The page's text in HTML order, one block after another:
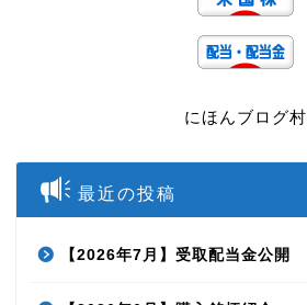
にほんブログ村
最近の投稿
【2026年7月】受取配当金公開